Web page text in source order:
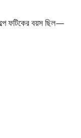
ফটিকের বয়স ছিল—